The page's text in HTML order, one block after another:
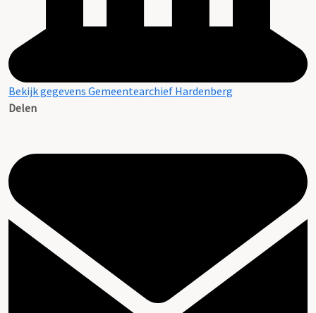
Bekijk gegevens Gemeentearchief Hardenberg
Delen